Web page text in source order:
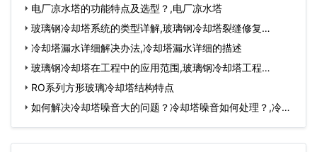
电厂凉水塔的功能特点及选型？,电厂凉水塔
玻璃钢冷却塔系统的类型详解,玻璃钢冷却塔裂缝修复…
冷却塔漏水详细解决办法,冷却塔漏水详细的描述
玻璃钢冷却塔在工程中的应用范围,玻璃钢冷却塔工程…
RO系列方形玻璃冷却塔结构特点
如何解决冷却塔噪音大的问题？冷却塔噪音如何处理？,冷却
塔噪音怎么起诉…